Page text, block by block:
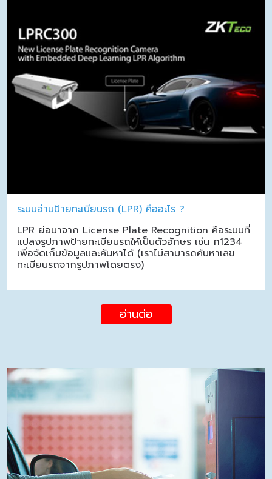
ระบบอ่านป้ายทะเบียนรถ (LPR) คืออะไร ?
LPR ย่อมาจาก License Plate Recognition คือระบบที่
แปลงรูปภาพป้ายทะเบียนรถให้เป็นตัวอักษร เช่น ก1234
เพื่อจัดเก็บข้อมูลและค้นหาได้ (เราไม่สามารถค้นหาเลข
ทะเบียนรถจากรูปภาพโดยตรง)
อ่านต่อ